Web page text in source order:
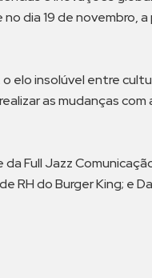
dia 19 de novembro, a
elo insolúvel entre
as mudanças
Full Jazz
RH do Burger King; e